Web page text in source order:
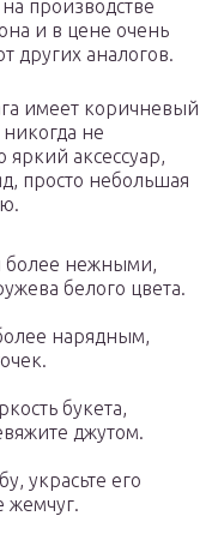
производстве
и в цене очень
других аналогов.
имеет коричневый
не
аксессуар,
просто небольшая
более нежными,
белого цвета.
нарядным,
букета,
джутом.
украсьте его
жемчуг.